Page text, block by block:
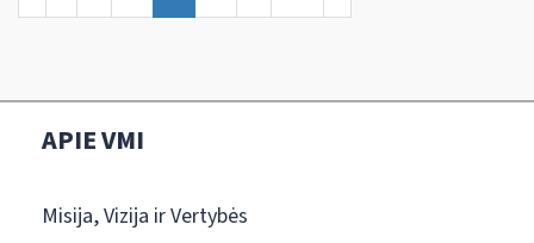
APIE VMI
Misija, Vizija ir Vertybės